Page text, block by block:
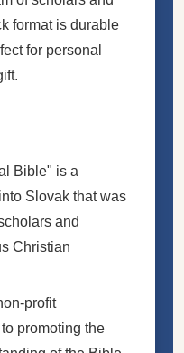
format is durable
for personal
Bible" is a
Slovak that was
and
Christian
profit
promoting the